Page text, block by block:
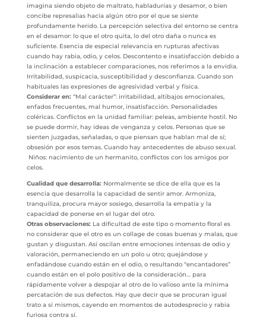
imagina siendo objeto de maltrato, habladurías y desamor, o bien
concibe represalias hacia algún otro por el que se siente
profundamente herido. La percepción selectiva del entorno se centra
en el desamor: lo que el otro quita, lo del otro daña o nunca es
suficiente. Esencia de especial relevancia en rupturas afectivas
cuando hay rabia, odio, y celos. Descontento e insatisfacción debido a
la inclinación a establecer comparaciones, nos referimos a la envidia.
Irritabilidad, suspicacia, susceptibilidad y desconfianza. Cuando son
habituales las expresiones de agresividad verbal y física.
Considerar en:“Mal carácter”: irritabilidad, altibajos emocionales,
enfados frecuentes, mal humor, insatisfacción. Personalidades
coléricas. Conflictos en la unidad familiar: peleas, ambiente hostil. No
se puede dormir, hay ideas de venganza y celos. Personas que se
sienten juzgadas, señaladas, o que piensan que hablan mal de sí;
obsesión por esos temas. Cuando hay antecedentes de abuso sexual.
Niños: nacimiento de un hermanito, conflictos con los amigos por
celos.
Cualidad que desarrolla:Normalmente se dice de ella que es la
esencia que desarrolla la capacidad de sentir amor. Armoniza,
tranquiliza, procura mayor sosiego, desarrolla la empatía y la
capacidad de ponerse en el lugar del otro.
Otras observaciones:La dificultad de este tipo o momento floral es
no considerar que el otro es un collage de cosas buenas y malas, que
gustan y disgustan. Así oscilan entre emociones intensas de odio y
valoración, permaneciendo en un polo u otro; quejándose y
enfadándose cuando están en el odio, o resultando “encantadores”
cuando están en el polo positivo de la consideración… para
rápidamente volver a despojar al otro de lo valioso ante la mínima
percatación de sus defectos. Hay que decir que se procuran igual
trato a sí mismos, cayendo en momentos de autodesprecio y rabia
furiosa contra sí.